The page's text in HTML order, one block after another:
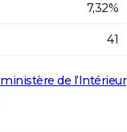
7,32%
41
ministère de l’Intérieur